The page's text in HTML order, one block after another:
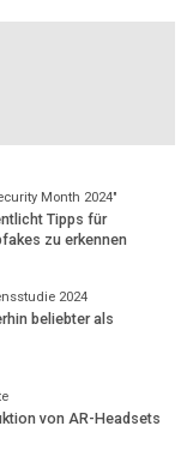
Month 2024"
Tipps für
zu erkennen
2024
beliebter als
von AR-Headsets